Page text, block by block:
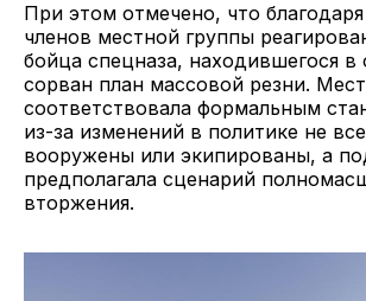
При этом отмечено, что
членов местной группы
бойца спецназа, находившегося в
сорван план массовой резни.
соответствовала формальным
из-за изменений в политике не
вооружены или экипированы, а
предполагала сценарий
вторжения.